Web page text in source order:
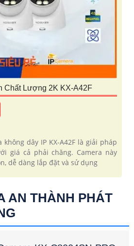
Chất Lượng 2K KX-A42F
không dây IP KX-A42F là giải pháp
giá cả phải chăng. Camera này
dễ dàng lắp đặt và sử dụng
AN THÀNH PHÁT